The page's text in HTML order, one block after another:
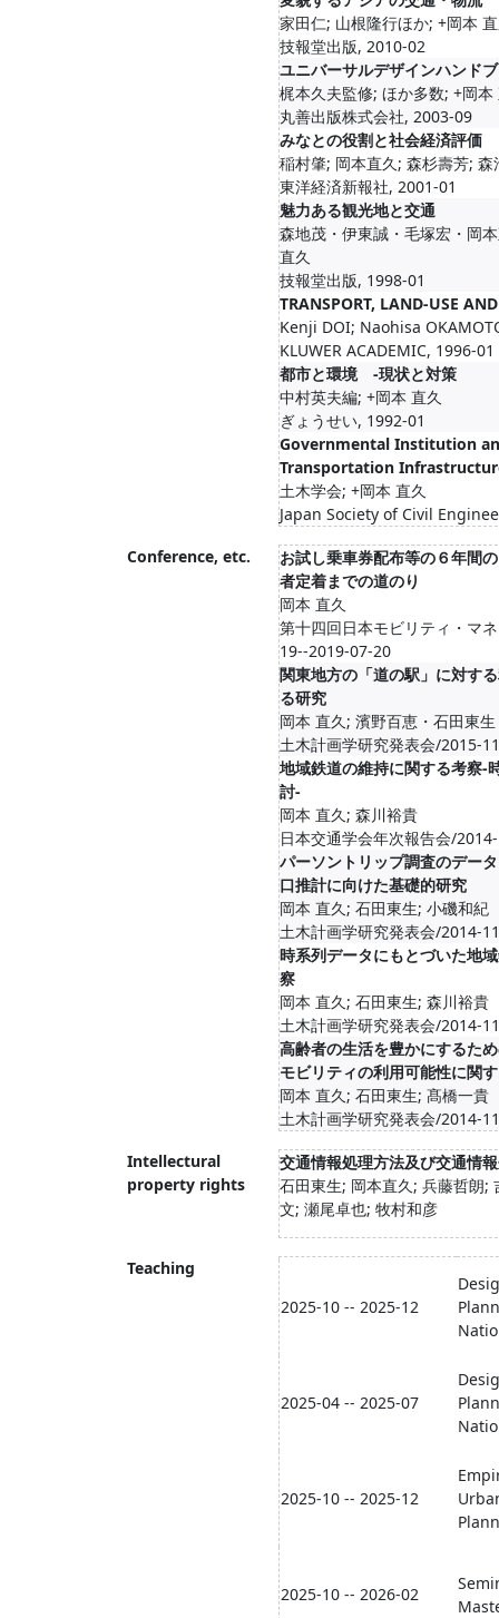
家田仁; 山根隆行ほか; +岡本
技報堂出版, 2010-02
ユニバーサルデザインハンド
梶本久夫監修; ほか多数; +岡本
丸善出版株式会社, 2003-09
みなとの役割と社会経済評価
稲村肇; 岡本直久; 森杉壽芳; 森
東洋経済新報社, 2001-01
魅力ある観光地と交通
森地茂・伊東誠・毛塚宏・岡
直久
技報堂出版, 1998-01
TRANSPORT, LAND-USE
Kenji DOI; Naohisa
KLUWER ACADEMIC, 1996-01
都市と環境 -現状と対策
中村英夫編; +岡本 直久
ぎょうせい, 1992-01
Governmental Institution
Transportation
土木学会; +岡本 直久
Japan Society of Civil
Conference, etc.
お試し乗車券配布等の６年間
者定着までの道のり
岡本 直久
第十四回日本モビリティ・マ
19--2019-07-20
関東地方の「道の駅」に対す
る研究
岡本 直久; 濱野百恵・石田東
土木計画学研究発表会/2015-
地域鉄道の維持に関する考察-
討-
岡本 直久; 森川裕貴
日本交通学会年次報告会/
パーソントリップ調査のデー
口推計に向けた基礎的研究
岡本 直久; 石田東生; 小磯和紀
土木計画学研究発表会/2014-
時系列データにもとづいた地
察
岡本 直久; 石田東生; 森川裕貴
土木計画学研究発表会/2014-
高齢者の生活を豊かにするた
モビリティの利用可能性に関
岡本 直久; 石田東生; 髙橋一貴
土木計画学研究発表会/2014-
Intellectural
property rights
交通情報処理方法及び交通情
石田東生; 岡本直久; 兵藤哲朗;
文; 瀬尾卓也; 牧村和彦
Teaching
2025-10 -- 2025-12
2025-04 -- 2025-07
2025-10 -- 2025-12
2025-10 -- 2026-02